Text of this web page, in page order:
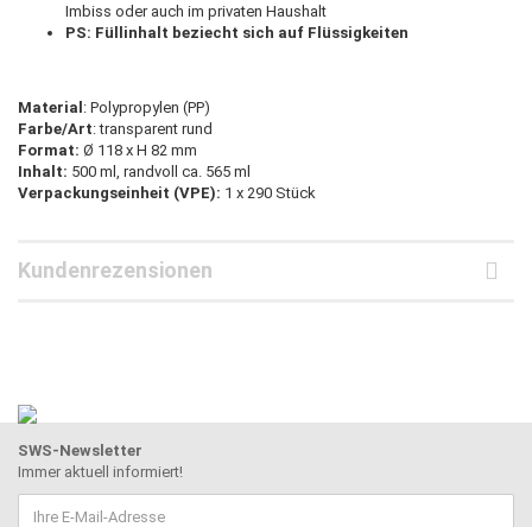
Imbiss oder auch im privaten Haushalt
PS: Füllinhalt beziecht sich auf Flüssigkeiten
Material : Polypropylen (PP)
Farbe/Art: transparent rund
Format: Ø 118 x H 82 mm
Inhalt: 500 ml, randvoll ca. 565 ml
Verpackungseinheit (VPE): 1 x 290 Stück
Kundenrezensionen
SWS-Newsletter
Immer aktuell informiert!